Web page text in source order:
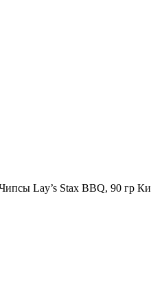
Lay’s Stax BBQ, 90 гр